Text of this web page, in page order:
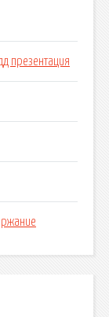
презентация